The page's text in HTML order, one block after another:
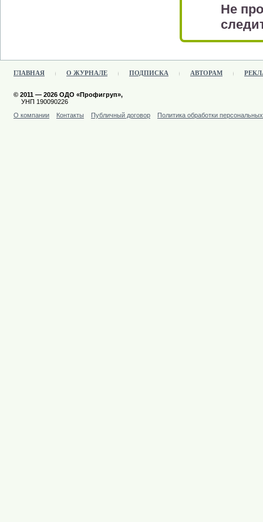
Не
ГЛАВНАЯ О ЖУРНАЛЕ ПОДПИСКА АВТОРАМ
© 2011 — 2026 ОДО «Профигруп»,
УНП 190090226
О компании
Контакты Публичный договор Политика обработки